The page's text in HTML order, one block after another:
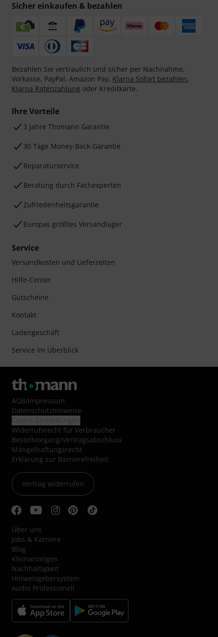
Sicher einkaufen & bezahlen
Bezahlen Sie vertraulich und sicher per Nachnahme,
Vorkasse, PayPal, Amazon Pay, Klarna Sofort bezahlen,
Klarna Ratenzahlung oder Kreditkarte.
Ihre Vorteile
3 Jahre Thomann Garantie
30 Tage Money-Back-Garantie
Reparaturservice
Beratung durch Fachexperten
Zufriedenheitsgarantie
Europas größtes Versandlager
Service
Versandkosten und Lieferzeiten
Hilfe-Center
Gutscheine
Kontakt
Ladengeschäft
Service im Überblick
AGB/Impressum
Datenschutzhinweise
Widerrufsrecht für Verbraucher
Bestellvorgang/Vertragsabschluss
Mängelhaftungsrecht
Erklärung zur Barrierefreiheit
Vertrag widerrufen
Über uns
Jobs & Karriere
Blog
Kleinanzeigen
Nachhaltigkeit
Hinweisgebersystem
Audio Professionell